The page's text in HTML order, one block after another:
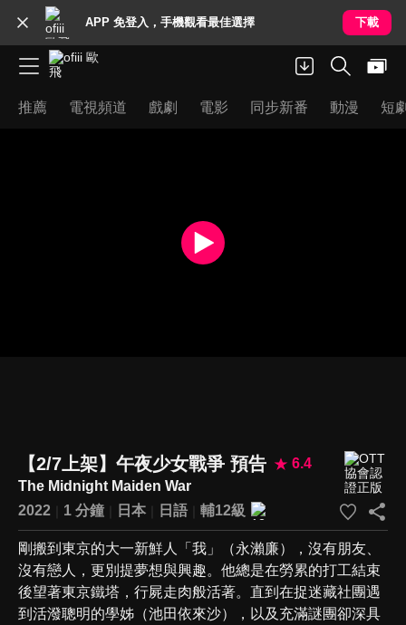
APP 免登入，手機觀看最佳選擇 下載
推薦 電視頻道 戲劇 電影 同步新番 動漫 短
【2/7上架】午夜少女戰爭 預告
6.4
The Midnight Maiden War
2022
1 分鐘 日本 日語 輔12級
剛搬到東京的大一新鮮人「我」（永瀨廉），沒有朋友、
沒有戀人，更別提夢想與興趣。他總是在勞累的打工結束
後望著東京鐵塔，行屍走肉般活著。直到在捉迷藏社團遇
到活潑聰明的學姊（池田依來沙），以及充滿謎團卻深具